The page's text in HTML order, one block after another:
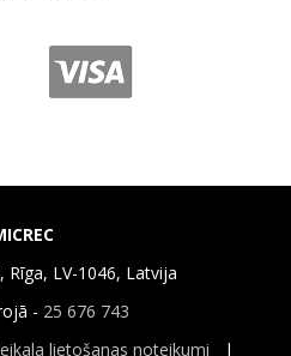
Rīga, LV-1046, Latvija
- 25 676 743
lietošanas noteikumi |